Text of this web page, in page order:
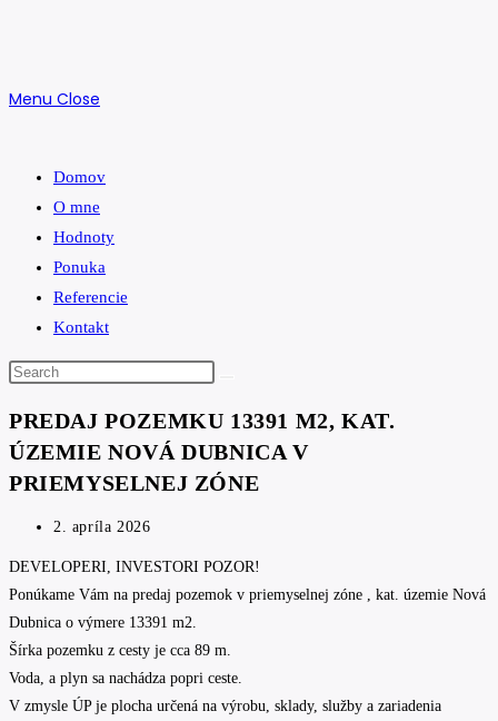
Menu Close
Domov
O mne
Hodnoty
Ponuka
Referencie
Kontakt
Search
website
PREDAJ POZEMKU 13391 M2, KAT.
ÚZEMIE NOVÁ DUBNICA V
PRIEMYSELNEJ ZÓNE
Post
2. apríla 2026
DEVELOPERI, INVESTORI POZOR!
Ponúkame Vám na predaj pozemok v priemyselnej zóne , kat. územie Nová
Dubnica o výmere 13391 m2.
Šírka pozemku z cesty je cca 89 m.
Voda, a plyn sa nachádza popri ceste.
V zmysle ÚP je plocha určená na výrobu, sklady, služby a zariadenia